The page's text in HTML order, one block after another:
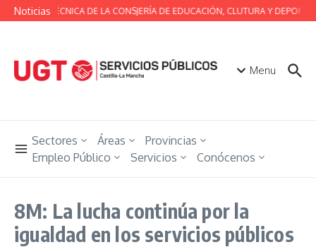
Saltar al contenido
Noticias
MESA TÉCNICA DE LA CONSJERÍA DE EDUCACIÓN, CLUTURA Y
Menu
Sectores Áreas
Provincias
Empleo Público
Servicios Conócenos
8M: La lucha continúa por la
igualdad en los servicios públicos